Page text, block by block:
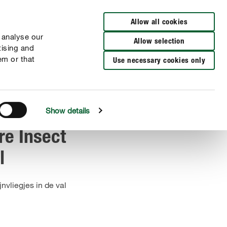
our
and
or that
Show details
Allow all cookies
Allow selection
Use necessary cookies only
Verkooppunten
Insect
in de val